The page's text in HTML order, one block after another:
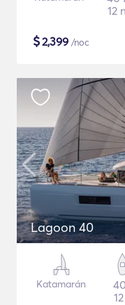
12
$2,399 /noc
Lagoon 40
Katamarán